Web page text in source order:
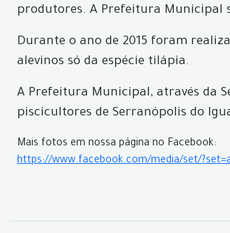
produtores. A Prefeitura Municipal
Durante o ano de 2015 foram
alevinos só da espécie tilápia.
A Prefeitura Municipal, através da
piscicultores de Serranópolis do
Mais fotos em nossa página no Facebook:
https://www.facebook.com/media/set/